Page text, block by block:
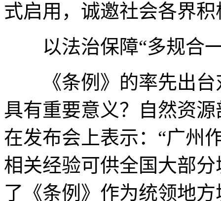
式启用，诚邀社会各界
以法治保障“多规合一
《条例》的率先出台
具有重要意义？自然资
在发布会上表示：“广州
相关经验可供全国大部
了《条例》作为统领地